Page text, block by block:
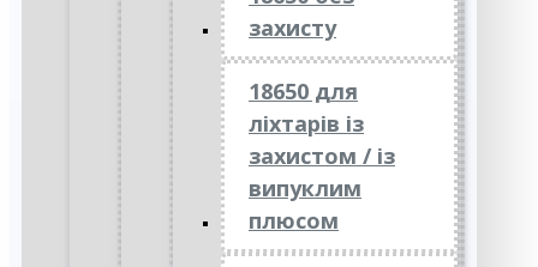
захисту
18650 для
ліхтарів із
захистом / із
випуклим
плюсом